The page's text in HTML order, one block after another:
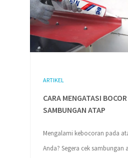
ARTIKEL
CARA MENGATASI
SAMBUNGAN ATAP
Mengalami kebocoran pada
Anda? Segera cek sambungan